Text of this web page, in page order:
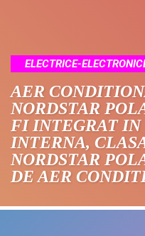
ELECTRICE-
AER
NORDSTAR
FI INTEGRAT IN
INTERNA,
NORDSTAR
DE AER